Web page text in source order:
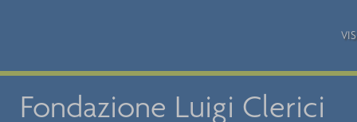
Fondazione Luigi Clerici